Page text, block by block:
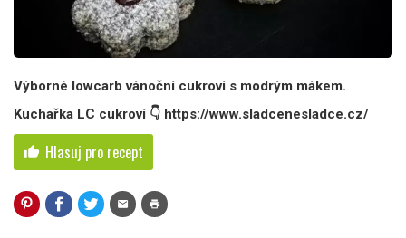
Výborné lowcarb vánoční cukroví s modrým mákem.
Kuchařka LC cukroví 👇 https://www.sladcenesladce.cz/
thumb_up Hlasuj pro recept
mail print